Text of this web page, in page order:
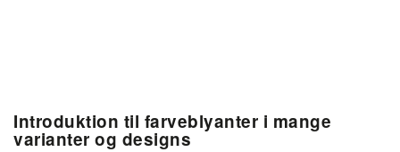
Introduktion til farveblyanter i mange
varianter og designs